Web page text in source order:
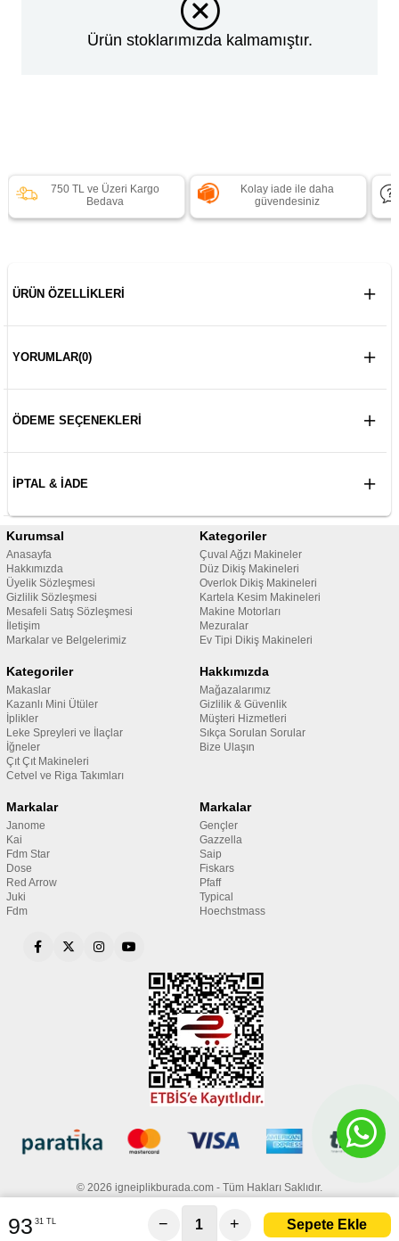
Ürün stoklarımızda kalmamıştır.
750 TL ve Üzeri Kargo
Bedava
Kolay iade ile daha
güvendesiniz
ÜRÜN ÖZELLIKLERI
YORUMLAR(0)
ÖDEME SEÇENEKLERI
İPTAL & İADE
Kurumsal
Anasayfa
Hakkımızda
Üyelik Sözleşmesi
Gizlilik Sözleşmesi
Mesafeli Satış Sözleşmesi
İletişim
Markalar ve Belgelerimiz
Kategoriler
Çuval Ağzı Makineler
Düz Dikiş Makineleri
Overlok Dikiş Makineleri
Kartela Kesim Makineleri
Makine Motorları
Mezuralar
Ev Tipi Dikiş Makineleri
Kategoriler
Makaslar
Kazanlı Mini Ütüler
İplikler
Leke Spreyleri ve İlaçlar
İğneler
Çıt Çıt Makineleri
Cetvel ve Riga Takımları
Hakkımızda
Mağazalarımız
Gizlilik & Güvenlik
Müşteri Hizmetleri
Sıkça Sorulan Sorular
Bize Ulaşın
Markalar
Janome
Kai
Fdm Star
Dose
Red Arrow
Juki
Fdm
Markalar
Gençler
Gazzella
Saip
Fiskars
Pfaff
Typical
Hoechstmass
© 2026 igneiplikburada.com - Tüm Hakları Saklıdır.
93 31 TL − +